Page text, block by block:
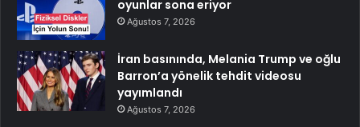
oyunlar sona eriyor
Ağustos 7, 2026
İran basınında, Melania Trump ve oğlu
Barron’a yönelik tehdit videosu
yayımlandı
Ağustos 7, 2026